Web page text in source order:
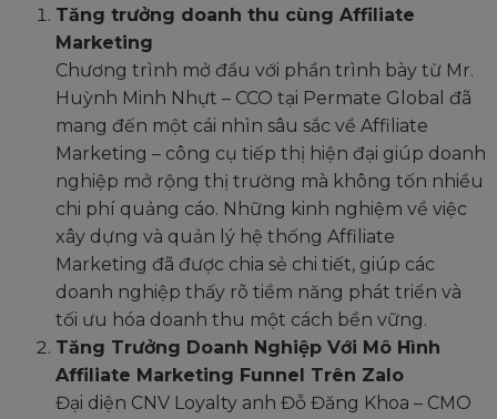
Tăng trưởng doanh thu cùng Affiliate
Marketing
Chương trình mở đầu với phần trình bày từ Mr.
Huỳnh Minh Nhựt – CCO tại Permate Global đã
mang đến một cái nhìn sâu sắc về Affiliate
Marketing – công cụ tiếp thị hiện đại giúp doanh
nghiệp mở rộng thị trường mà không tốn nhiều
chi phí quảng cáo. Những kinh nghiệm về việc
xây dựng và quản lý hệ thống Affiliate
Marketing đã được chia sẻ chi tiết, giúp các
doanh nghiệp thấy rõ tiềm năng phát triển và
tối ưu hóa doanh thu một cách bền vững.
Tăng Trưởng Doanh Nghiệp Với Mô Hình
Affiliate Marketing Funnel Trên Zalo
Đại diện CNV Loyalty anh Đỗ Đăng Khoa – CMO